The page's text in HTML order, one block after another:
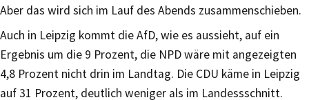
Aber das wird sich im Lauf des Abends zusammenschieben.
Auch in Leipzig kommt die AfD, wie es aussieht, auf ein
Ergebnis um die 9 Prozent, die NPD wäre mit angezeigten
4,8 Prozent nicht drin im Landtag. Die CDU käme in Leipzig
auf 31 Prozent, deutlich weniger als im Landessschnitt.